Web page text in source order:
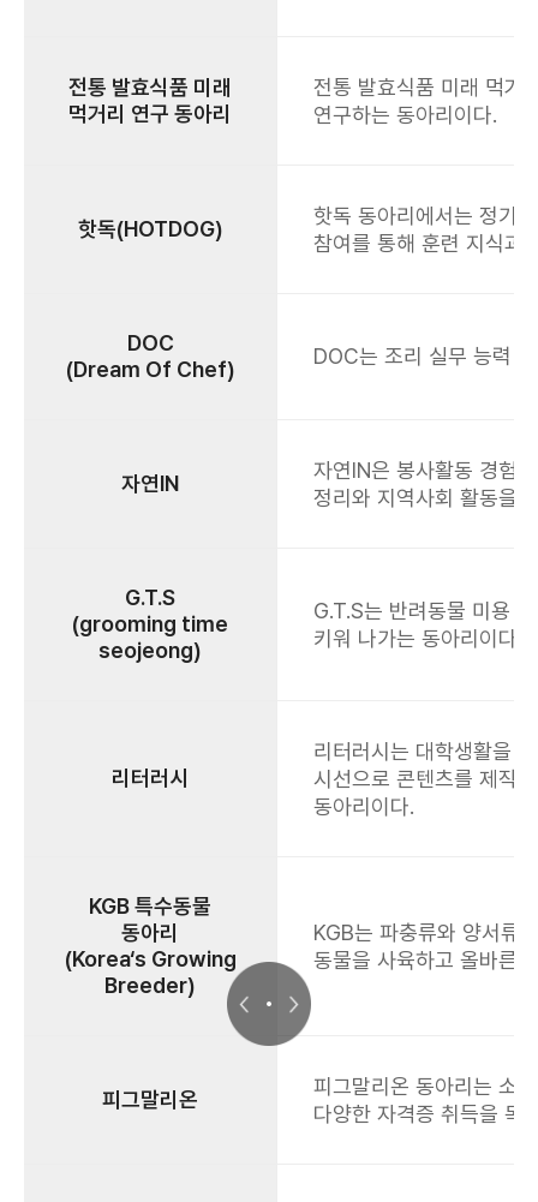
전통 발효식품 미래
먹거리 연구 동아리
전통 발효식품 미래 먹거
연구하는 동아리이다.
핫독(HOTDOG)
핫독 동아리에서는 정기
참여를 통해 훈련 지식과
DOC
(Dream Of Chef)
DOC는 조리 실무 능력
자연IN
자연IN은 봉사활동 경험
정리와 지역사회 활동을
G.T.S
(grooming time
seojeong)
G.T.S는 반려동물 미용
키워 나가는 동아리이다.
리터러시
리터러시는 대학생활을
시선으로 콘텐츠를 제작
동아리이다.
KGB 특수동물
동아리
(Korea‘s Growing
Breeder)
KGB는 파충류와 양서류
동물을 사육하고 올바른
피그말리온
피그말리온 동아리는 소
다양한 자격증 취득을 목